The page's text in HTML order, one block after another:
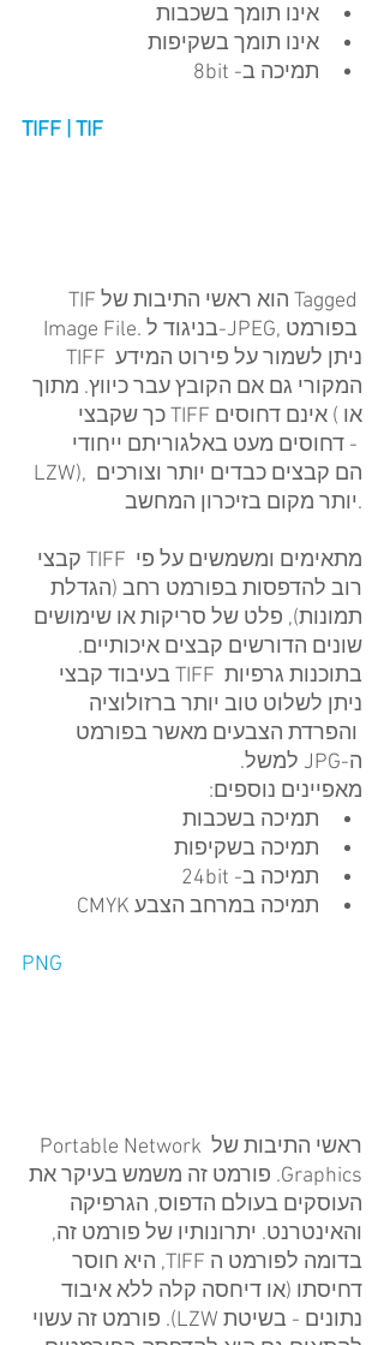
אינו תומך בשכבות
אינו תומך בשקיפות
תמיכה ב- 8bit
TIFF | TIF
TIF הוא ראשי התיבות של Tagged
Image File. בניגוד ל-JPEG, בפורמט
TIFF ניתן לשמור על פירוט המידע
המקורי גם אם הקובץ עבר כיווץ. מתוך
כך שקבצי TIFF אינם דחוסים (או
דחוסים מעט באלגוריתם ייחודי -
LZW), הם קבצים כבדים יותר וצורכים
יותר מקום בזיכרון המחשב.
קבצי TIFF מתאימים ומשמשים על פי
רוב להדפסות בפורמט רחב (הגדלת
תמונות), פלט של סריקות או שימושים
שונים הדורשים קבצים איכותיים.
בעיבוד קבצי TIFF בתוכנות גרפיות
ניתן לשלוט טוב יותר ברזולוציה
ה-JPG למשל.
מאפיינים נוספים:
תמיכה בשכבות
תמיכה בשקיפות
תמיכה ב- 24bit
תמיכה במרחב הצבע CMYK
PNG
ראשי התיבות של Portable Network
Graphics. פורמט זה משמש בעיקר את
העוסקים בעולם הדפוס, הגרפיקה
והאינטרנט. יתרונותיו של פורמט זה,
בדומה לפורמט ה TIFF, היא חוסר
דחיסתו (או דיחסה קלה ללא איבוד
נתונים - בשיטת LZW). פורמט זה עשוי